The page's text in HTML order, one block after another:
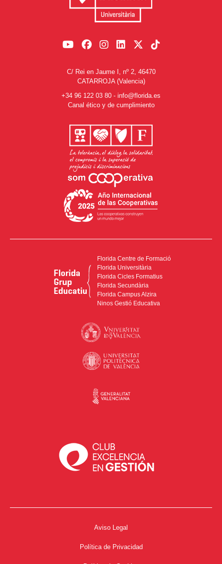
C/ Rei en Jaume I, nº 2, 46470
CATARROJA (Valencia)
+34 96 122 03 80 - info@florida.es
Canal ético y de cumplimiento
Florida Centre de Formació
Florida Universitària
Florida Cicles Formatius
Florida Secundària
Florida Campus Alzira
Ninos Gestió Educativa
Aviso Legal
Política de Privacidad